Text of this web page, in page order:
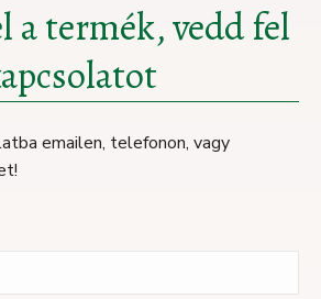
a termék, vedd fel
emailen, telefonon, vagy